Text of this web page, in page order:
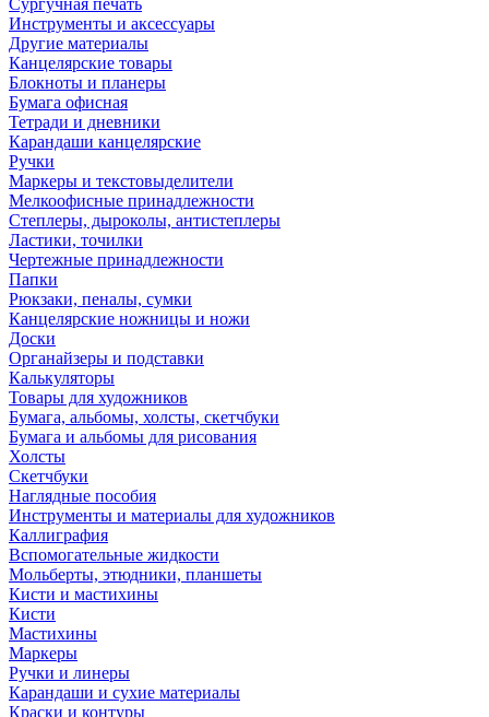
Сургучная печать
Инструменты и аксессуары
Другие материалы
Канцелярские товары
Блокноты и планеры
Бумага офисная
Тетради и дневники
Карандаши канцелярские
Ручки
Маркеры и текстовыделители
Мелкоофисные принадлежности
Степлеры, дыроколы, антистеплеры
Ластики, точилки
Чертежные принадлежности
Папки
Рюкзаки, пеналы, сумки
Канцелярские ножницы и ножи
Доски
Органайзеры и подставки
Калькуляторы
Товары для художников
Бумага, альбомы, холсты, скетчбуки
Бумага и альбомы для рисования
Холсты
Скетчбуки
Наглядные пособия
Инструменты и материалы для художников
Каллиграфия
Вспомогательные жидкости
Мольберты, этюдники, планшеты
Кисти и мастихины
Кисти
Мастихины
Маркеры
Ручки и линеры
Карандаши и сухие материалы
Краски и контуры